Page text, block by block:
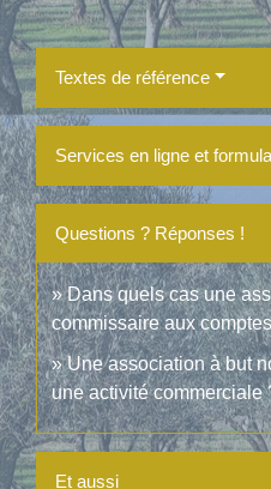
Textes de référence
Services en ligne et
Questions ? Réponses !
Dans quels cas une
commissaire aux
Une association à but
une activité commerciale
Et aussi